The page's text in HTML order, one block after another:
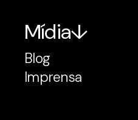
Mídia
Blog
Imprensa